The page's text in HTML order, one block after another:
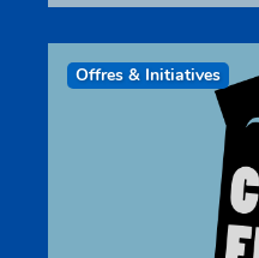
Offres & Initiatives